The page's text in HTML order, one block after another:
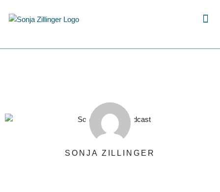
Inhalt
SONJA ZILLINGER